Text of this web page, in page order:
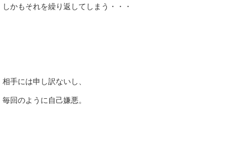
しかもそれを繰り返してしまう・・・
相手には申し訳ないし、
毎回のように自己嫌悪。